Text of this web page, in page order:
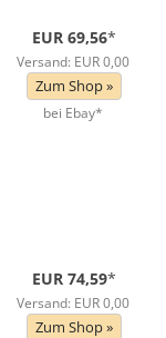
EUR 69,56*
Versand: EUR 0,00
Zum Shop »
bei Ebay*
EUR 74,59*
Versand: EUR 0,00
Zum Shop »